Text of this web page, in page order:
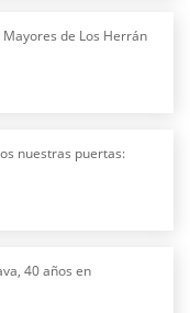
de Los Herrán
nuestras puertas:
40 años en